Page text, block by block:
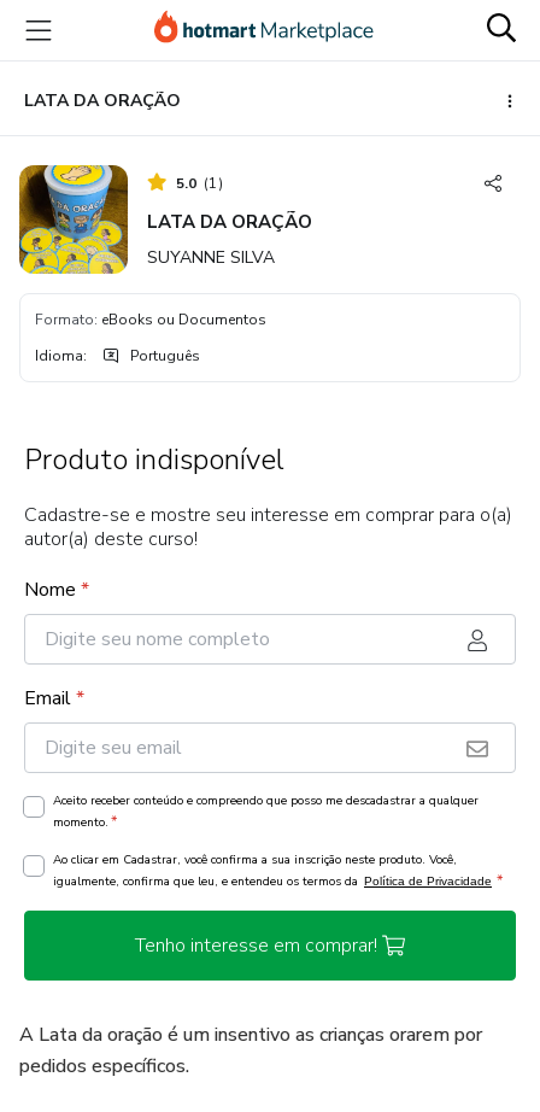
para
conteúdo
principal
para
pagamento
para
rodapé
LATA DA ORAÇÃO
5.0 (1)
LATA DA ORAÇÃO
SUYANNE SILVA
Formato: eBooks ou Documentos
Idioma: Português
Produto indisponível
Cadastre-se e mostre seu interesse em comprar para o(a)
autor(a) deste curso!
Nome *
Email*
Aceito receber conteúdo e compreendo que posso me descadastrar a qualquer
momento. *
Ao clicar em Cadastrar, você confirma a sua inscrição neste produto. Você,
igualmente, confirma que leu, e entendeu os termos da Política de Privacidade *
Tenho interesse em comprar!
A Lata da oração é um insentivo as crianças orarem por
pedidos específicos.